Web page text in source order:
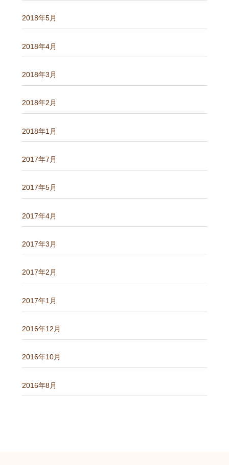
2018年5月
2018年4月
2018年3月
2018年2月
2018年1月
2017年7月
2017年5月
2017年4月
2017年3月
2017年2月
2017年1月
2016年12月
2016年10月
2016年8月